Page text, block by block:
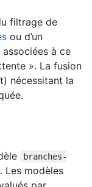
filtrage de
ou d’un
à ce
». La fusion
nécessitant la
branches-
Les modèles